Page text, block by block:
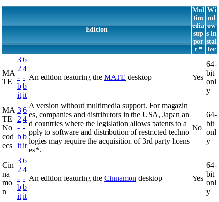
Edition
Mul
tim
edia
sup
por
t *
Wi
nd
ow
s in
stal
ler
MA
TE
3
2
-
b
it
6
4
-
b
it
An edition featuring the MATE desktop Yes
64-
bit
onl
y
MA
TE
No
cod
ecs
3
2
-
b
it
6
4
-
b
it
A version without multimedia support. For magazin
es, companies and distributors in the USA, Japan an
d countries where the legislation allows patents to a
pply to software and distribution of restricted techno
logies may require the acquisition of 3rd party licens
es*.
No
64-
bit
onl
y
Cin
na
mo
n
3
2
-
b
it
6
4
-
b
it
An edition featuring the Cinnamon desktop Yes
64-
bit
onl
y